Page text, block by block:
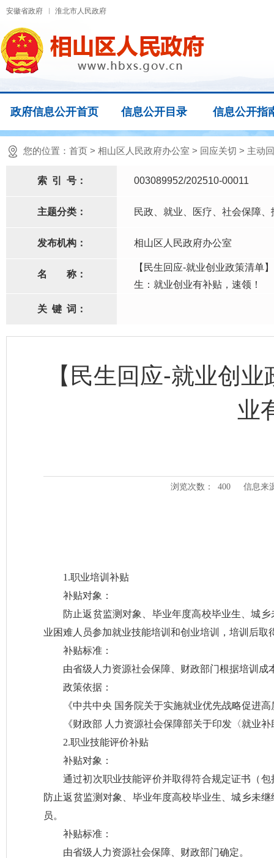
安徽省政府 淮北市人民政府
政府信息公开首页 信息公开目录 信息公开指
您的位置： 首页 > 相山区人民政府办公室 > 回应关切 > 主动
索 引 号： 003089952/202510-00011
主题分类： 民政、就业、医疗、社会保障、
发布机构： 相山区人民政府办公室
名 称：
【民生回应-就业创业政策清单
生：就业创业有补贴，速领！
关 键 词：
【民生回应-就业创
业
浏览次数： 400 信息来
1.职业培训补贴
补贴对象：
防止返贫监测对象、毕业年度高校毕业生、城
业困难人员参加就业技能培训和创业培训，培训后取
补贴标准：
由省级人力资源社会保障、财政部门根据培训
政策依据：
《中共中央 国务院关于实施就业优先战略促进
《财政部 人力资源社会保障部关于印发〈就业
2.职业技能评价补贴
补贴对象：
通过初次职业技能评价并取得符合规定证书（
防止返贫监测对象、毕业年度高校毕业生、城乡未
员。
补贴标准：
由省级人力资源社会保障、财政部门确定。